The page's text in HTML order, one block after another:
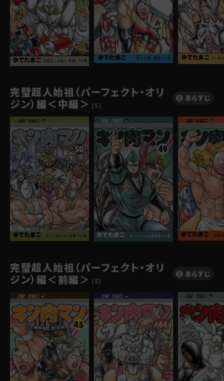
完璧超人始祖（パーフェクト・オリ
ジン）編＜中編＞ (5)
あらすじ
完璧超人始祖（パーフェクト・オリ
ジン）編＜前編＞ (8)
あらすじ